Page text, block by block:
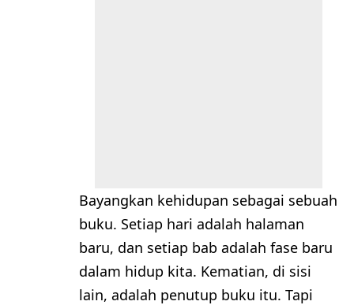
Bayangkan kehidupan sebagai sebuah
buku. Setiap hari adalah halaman
baru, dan setiap bab adalah fase baru
dalam hidup kita. Kematian, di sisi
lain, adalah penutup buku itu. Tapi